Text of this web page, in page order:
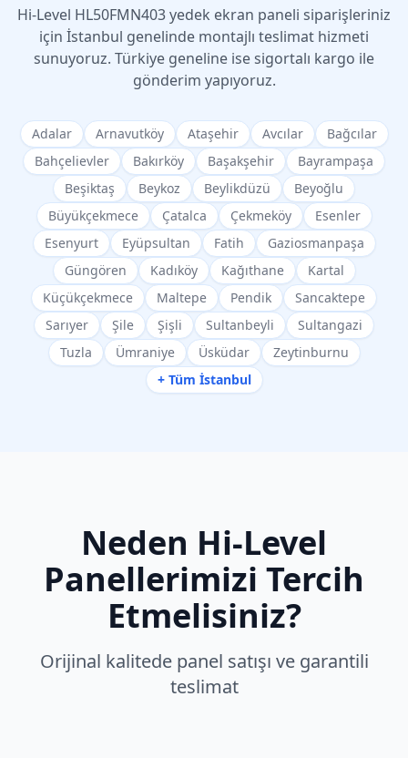
Hi-Level HL50FMN403yedek ekran paneli siparişleriniz
için İstanbul genelinde montajlı teslimat hizmeti
sunuyoruz. Türkiye geneline ise sigortalı kargo ile
gönderim yapıyoruz.
Adalar Arnavutköy Ataşehir Avcılar
Bağcılar
Bahçelievler
Bakırköy Başakşehir
Bayrampaşa
Beşiktaş
Beykoz Beylikdüzü
Beyoğlu
Büyükçekmece
Çatalca Çekmeköy
Esenler
Esenyurt
Eyüpsultan Fatih
Gaziosmanpaşa
Güngören
Kadıköy Kağıthane
Kartal
Küçükçekmece
Maltepe Pendik
Sancaktepe
Sarıyer
Şile Şişli Sultanbeyli
Sultangazi
Tuzla
Ümraniye Üsküdar
Zeytinburnu
+ Tüm İstanbul
Neden Hi-Level
Panellerimizi Tercih
Etmelisiniz?
Orijinal kalitede panel satışı ve garantili
teslimat